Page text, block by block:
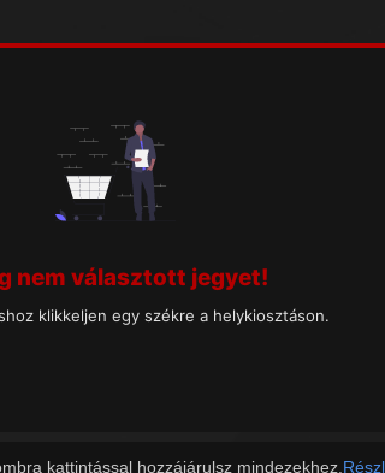
kattintással hozzájárulsz mindezekhez.
nem választott jegyet!
klikkeljen egy székre a helykiosztáson.